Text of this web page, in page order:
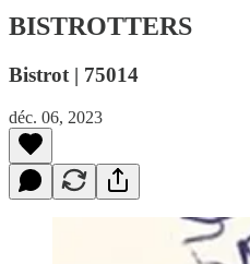
BISTROTTERS
Bistrot | 75014
déc. 06, 2023